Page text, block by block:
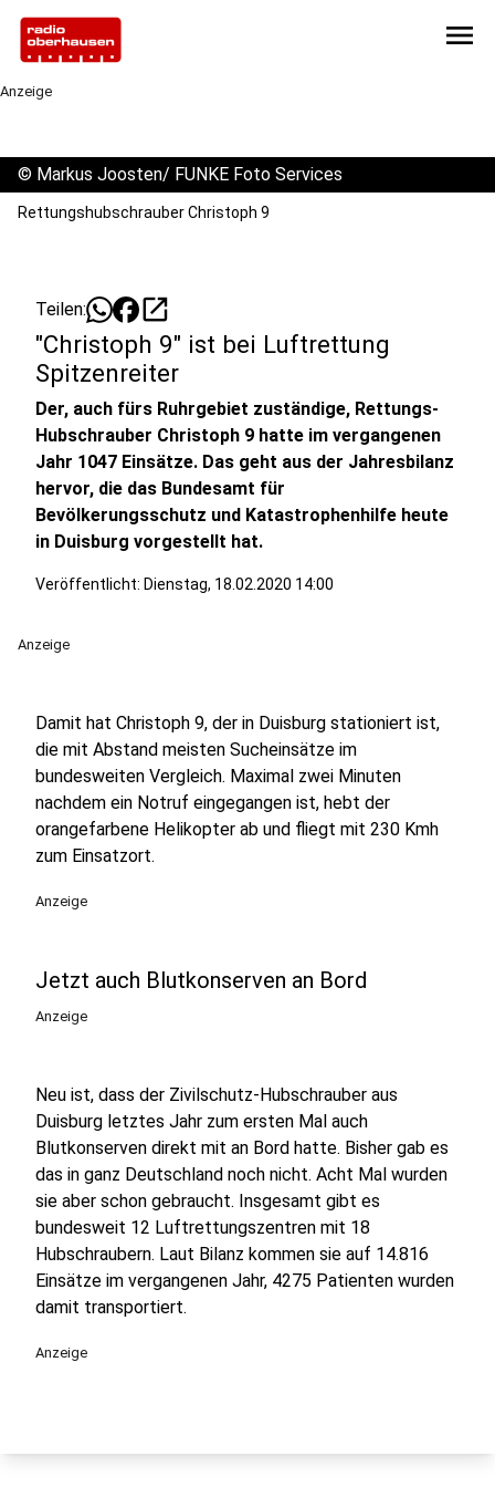
menu
Anzeige
© Markus Joosten/ FUNKE Foto Services
Rettungshubschrauber Christoph 9
Teilen: open_in_new
"Christoph 9" ist bei Luftrettung
Spitzenreiter
Der, auch fürs Ruhrgebiet zuständige, Rettungs-
Hubschrauber Christoph 9 hatte im vergangenen
Jahr 1047 Einsätze. Das geht aus der Jahresbilanz
hervor, die das Bundesamt für
Bevölkerungsschutz und Katastrophenhilfe heute
in Duisburg vorgestellt hat.
Veröffentlicht: Dienstag, 18.02.2020 14:00
Anzeige
Damit hat Christoph 9, der in Duisburg stationiert ist,
die mit Abstand meisten Sucheinsätze im
bundesweiten Vergleich. Maximal zwei Minuten
nachdem ein Notruf eingegangen ist, hebt der
orangefarbene Helikopter ab und fliegt mit 230 Kmh
zum Einsatzort.
Anzeige
Jetzt auch Blutkonserven an Bord
Anzeige
Neu ist, dass der Zivilschutz-Hubschrauber aus
Duisburg letztes Jahr zum ersten Mal auch
Blutkonserven direkt mit an Bord hatte. Bisher gab es
das in ganz Deutschland noch nicht. Acht Mal wurden
sie aber schon gebraucht. Insgesamt gibt es
bundesweit 12 Luftrettungszentren mit 18
Hubschraubern. Laut Bilanz kommen sie auf 14.816
Einsätze im vergangenen Jahr, 4275 Patienten wurden
damit transportiert.
Anzeige